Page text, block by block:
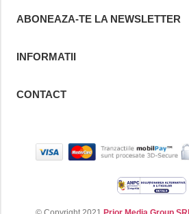
ABONEAZA-TE LA NEWSLETTER
INFORMATII
CONTACT